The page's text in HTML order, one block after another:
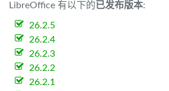
LibreOffice 有以下的已发布版本:
26.2.5
26.2.4
26.2.3
26.2.2
26.2.1